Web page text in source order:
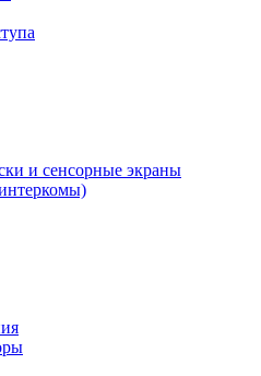
и сенсорные экраны